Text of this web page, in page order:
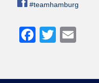
#teamhamburg
Facebook
Twitter